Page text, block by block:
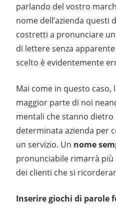
parlando del vostro
nome dell’azienda questi
costretti a pronunciare
di lettere senza
scelto è evidentemente
Mai come in questo caso,
maggior parte di noi
mentali che stanno dietro
determinata azienda per
un servizio. Un nome
pronunciabile rimarrà più
dei clienti che si
Inserire giochi di parole